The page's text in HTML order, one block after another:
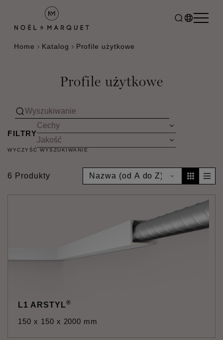
Home Katalog Profile użytkowe
Profile użytkowe
FILTRY
WYCZYŚĆ WYSZUKIWANIE
6 Produkty
L1 ARSTYL®
150 x 150 x 2000 mm